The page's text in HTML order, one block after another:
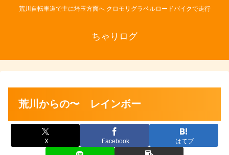
荒川自転車道で主に埼玉方面へ クロモリグラベルロードバイクで走行
ちゃりログ
荒川からの〜 レインボー
X Facebook はてブ